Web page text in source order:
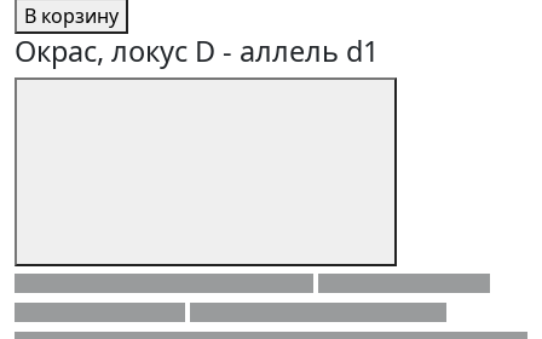
В корзину
Окрас, локус D - аллель d1